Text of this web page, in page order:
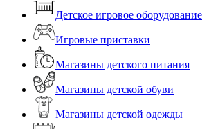
Детское игровое оборудование
Игровые приставки
Магазины детского питания
Магазины детской обуви
Магазины детской одежды